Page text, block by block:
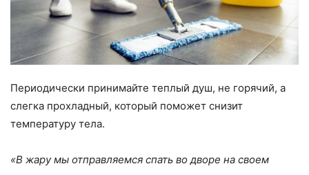
Периодически принимайте теплый душ, не горячий, а
слегка прохладный, который поможет снизит
температуру тела.
«В жару мы отправляемся спать во дворе на своем